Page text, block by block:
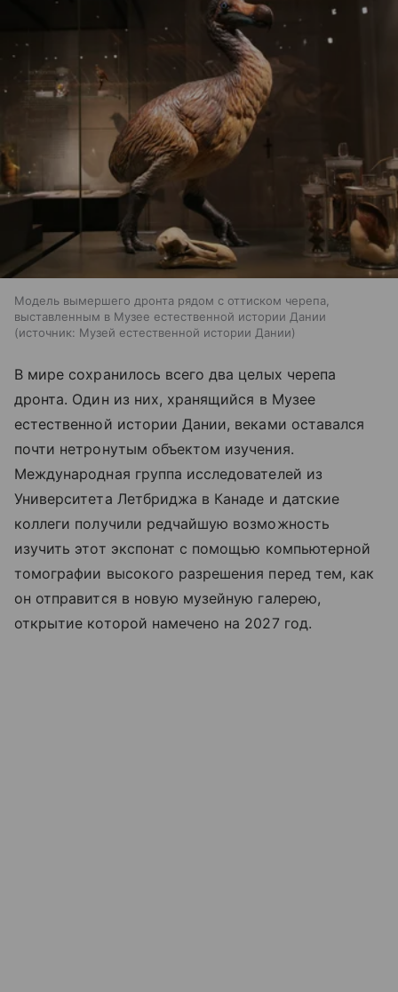
Модель вымершего дронта рядом с оттиском черепа,
выставленным в Музее естественной истории Дании
источник: Музей естественной истории Дании
В мире сохранилось всего два целых черепа
дронта. Один из них, хранящийся в Музее
естественной истории Дании, веками оставался
почти нетронутым объектом изучения.
Международная группа исследователей из
Университета Летбриджа в Канаде и датские
коллеги получили редчайшую возможность
изучить этот экспонат с помощью компьютерной
томографии высокого разрешения перед тем, как
он отправится в новую музейную галерею,
открытие которой намечено на 2027 год.